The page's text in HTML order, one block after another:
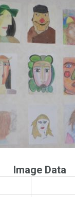
Image Data